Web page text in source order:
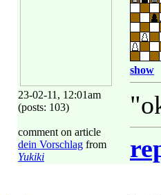
23-02-11, 12:01am
(posts: 103)
comment on article
dein Vorschlag from
Yukiki
show